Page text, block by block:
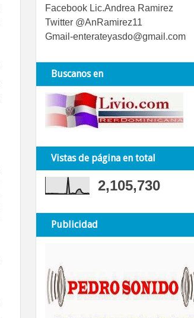
Facebook Lic.Andrea Ramirez
Twitter @AnRamirez11
Gmail-enterateyasdo@gmail.com
Buscanos en
Vistas de página en total
2,105,730
Publicidad